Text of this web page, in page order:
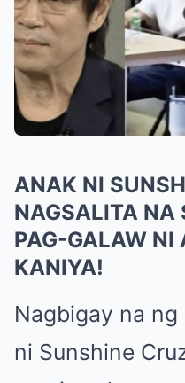
ANAK NI
NAGSALITA NA
PAG-GALAW NI
KANIYA!
Nagbigay na
ni Sunshine